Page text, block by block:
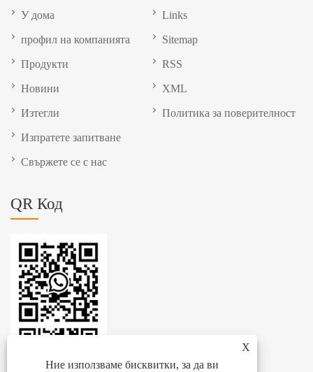
X
Ние използваме бисквитки, за да ви
У дома
профил на компанията
Продукти
Новини
Изтегли
Изпратете запитване
Свържете се с нас
Links
Sitemap
RSS
XML
Политика за поверителност
QR Код